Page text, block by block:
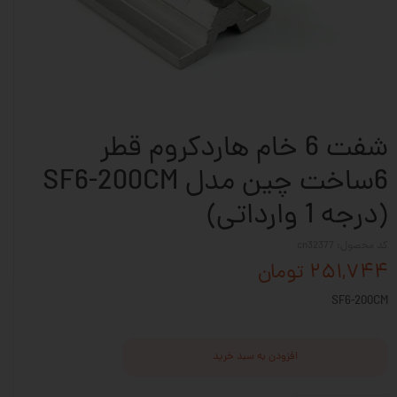
شفت 6 خام هاردکروم قطر
6ساخت چین مدل SF6-200CM
(درجه 1 وارداتی)
۲۵۱,۷۴۴ تومان
SF6-200CM
افزودن به سبد خرید